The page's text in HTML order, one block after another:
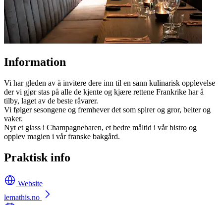
Information
Vi har gleden av å invitere dere inn til en sann kulinarisk opplevelse
der vi gjør stas på alle de kjente og kjære rettene Frankrike har å
tilby, laget av de beste råvarer.
Vi følger sesongene og fremhever det som spirer og gror, beiter og
vaker.
Nyt et glass i Champagnebaren, et bedre måltid i vår bistro og
opplev magien i vår franske bakgård.
Praktisk info
Website
lemathis.no